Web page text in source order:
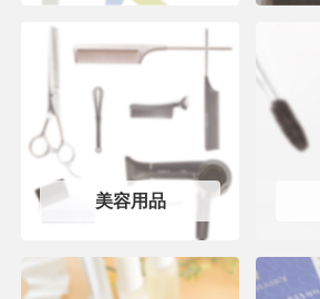
美容用品